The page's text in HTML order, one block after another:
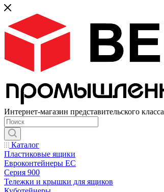
Интернет-магазин представительского класса
Каталог
Пластиковые ящики
Евроконтейнеры ЕС
Серия 900
Тележки и крышки для ящиков